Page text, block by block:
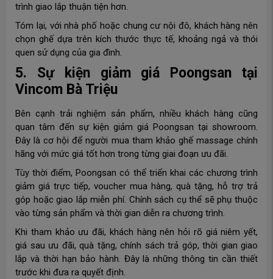
trình giao lắp thuận tiện hơn.
Tóm lại, với nhà phố hoặc chung cư nội đô, khách hàng nên
chọn ghế dựa trên kích thước thực tế, khoảng ngả và thói
quen sử dụng của gia đình.
5. Sự kiện giảm giá Poongsan tại
Vincom Bà Triệu
Bên cạnh trải nghiệm sản phẩm, nhiều khách hàng cũng
quan tâm đến sự kiện giảm giá Poongsan tại showroom.
Đây là cơ hội để người mua tham khảo ghế massage chính
hãng với mức giá tốt hơn trong từng giai đoạn ưu đãi.
Tùy thời điểm, Poongsan có thể triển khai các chương trình
giảm giá trực tiếp, voucher mua hàng, quà tặng, hỗ trợ trả
góp hoặc giao lắp miễn phí. Chính sách cụ thể sẽ phụ thuộc
vào từng sản phẩm và thời gian diễn ra chương trình.
Khi tham khảo ưu đãi, khách hàng nên hỏi rõ giá niêm yết,
giá sau ưu đãi, quà tặng, chính sách trả góp, thời gian giao
lắp và thời hạn bảo hành. Đây là những thông tin cần thiết
trước khi đưa ra quyết định.